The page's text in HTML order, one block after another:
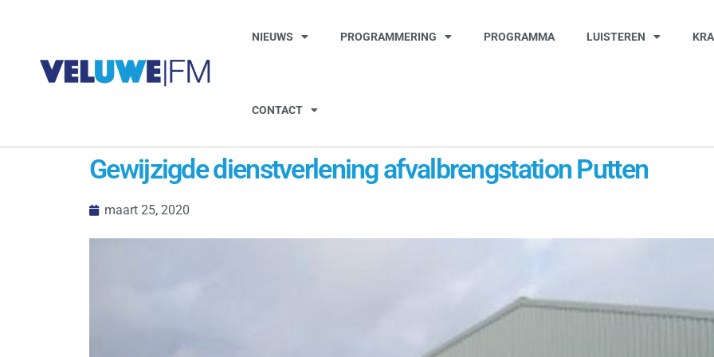
NIEUWS PROGRAMMERING PROGRAMMA LUISTEREN
CONTACT
Gewijzigde dienstverlening afvalbrengstation Putten
maart 25, 2020